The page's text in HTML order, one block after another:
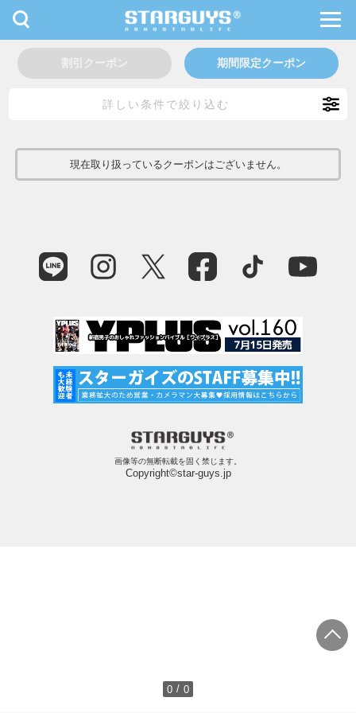
北海道・東北
toggle
navigation
0 / 0
割引クーポン 期間限定クーポン
詳しい条件で絞り込む
現在取り扱っているクーポンはございません。
画像等の無断転載を固く禁じます。
Copyright©star-guys.jp